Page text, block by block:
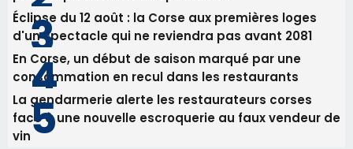
Les plus lus
Satine Nomary est la nouvelle Miss Corse 2026
Éclipse du 12 août : Où s'installer en Corse pour
profiter pleinement du spectacle ?